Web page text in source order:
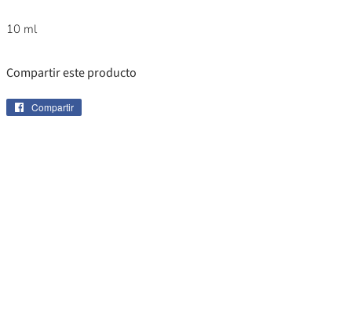
10 ml
Compartir este producto
Compartir